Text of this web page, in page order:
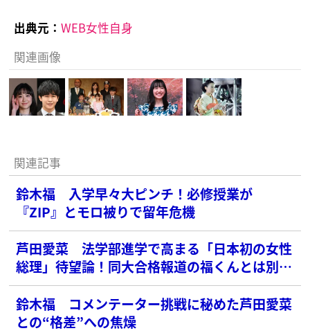
出典元： WEB女性自身
関連画像
関連記事
鈴木福 入学早々大ピンチ！必修授業が
『ZIP』とモロ被りで留年危機
芦田愛菜 法学部進学で高まる「日本初の女性
総理」待望論！同大合格報道の福くんとは別キ
ャンパス
鈴木福 コメンテーター挑戦に秘めた芦田愛菜
との“格差”への焦燥